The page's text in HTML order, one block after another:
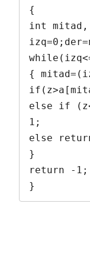
{
int
{
else if
1;
else
}
return -1;
}